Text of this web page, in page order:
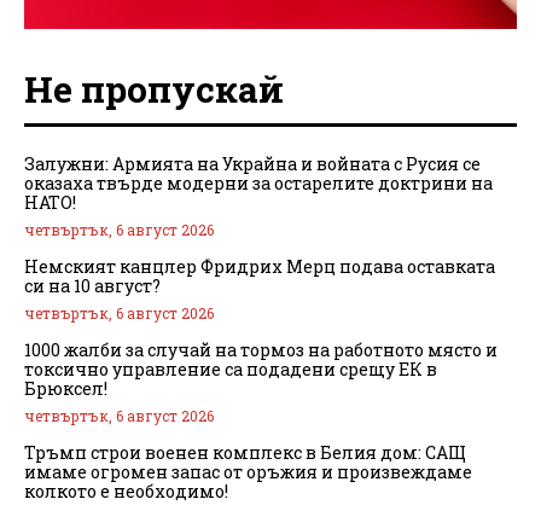
Не пропускай
Залужни: Армията на Украйна и войната с Русия се
оказаха твърде модерни за остарелите доктрини на
НАТО!
четвъртък, 6 август 2026
Немският канцлер Фридрих Мерц подава оставката
си на 10 август?
четвъртък, 6 август 2026
1000 жалби за случай на тормоз на работното място и
токсично управление са подадени срещу ЕК в
Брюксел!
четвъртък, 6 август 2026
Тръмп строи военен комплекс в Белия дом: САЩ
имаме огромен запас от оръжия и произвеждаме
колкото е необходимо!